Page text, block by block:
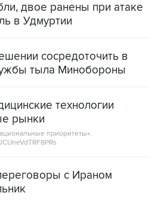
двое ранены при атаке
в Удмуртии
сосредоточить в
тыла Минобороны
технологии
рынки
приоритеты».
с Ираном